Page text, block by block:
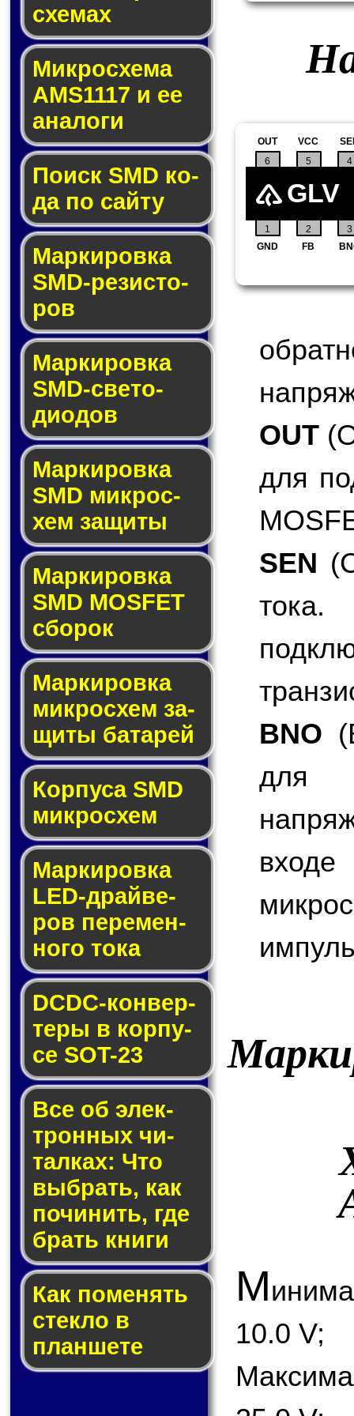
схе­мах
Микросхема
AMS1117 и ее
ана­ло­ги
Поиск SMD ко­
да по сай­ту
Маркировка
SMD-ре­зис­то­
ров
Маркировка
SMD-све­то­
дио­дов
Мар­ки­ров­ка
SMD мик­рос­
хем защиты
Мар­ки­ров­ка
SMD MOSFET
сбо­рок
Мар­ки­ров­ка
мик­ро­схем за­
щи­ты ба­та­рей
Корпуса SMD
мик­ро­схем
Маркировка
LED-драй­ве­
ров пе­ре­мен­
но­го то­ка
DCDC-кон­вер­
те­ры в кор­пу­
се SOT-23
Все об элек­
трон­ных чи­
тал­ках: Что
выб­рать, как
по­чи­нить, где
брать кни­ги
Как по­ме­нять
стек­ло в
планшете
1 2 3
4
GND FB
VCC
5
6
OUT
GLV
OUT
для
SEN
тока.
BNO
для
М
10.0 V;